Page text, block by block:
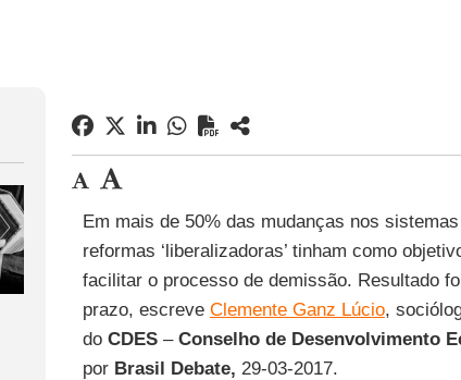
Em mais de 50% das mudanças nos
reformas ‘liberalizadoras’ tinham como
facilitar o processo de demissão. Resultado
prazo, escreve Clemente Ganz Lúcio,
do CDES– Conselho de Desenvolvimento
por Brasil Debate, 29-03-2017.